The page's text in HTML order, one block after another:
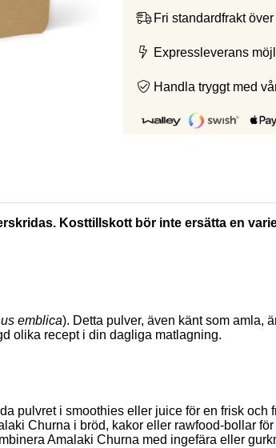
Fri standardfrakt
Expressleverans
Handla tryggt med
Kosttillskott bör inte ersätta en
emblica). Detta pulver, även känt som amla,
olika recept i din dagliga matlagning.
pulvret i smoothies eller juice för en frisk
Churna i bröd, kakor eller rawfood-bollar
Amalaki Churna med ingefära eller